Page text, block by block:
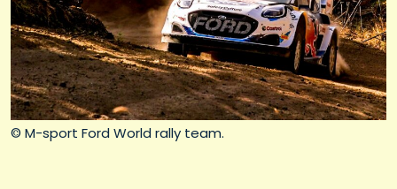
© M-sport Ford World rally team.